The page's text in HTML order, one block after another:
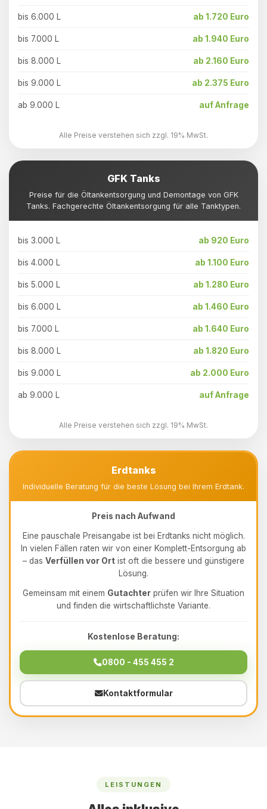
bis 6.000 L ab 1.720 Euro
bis 7.000 L ab 1.940 Euro
bis 8.000 L ab 2.160 Euro
bis 9.000 L ab 2.375 Euro
ab 9.000 L auf Anfrage
Alle Preise verstehen sich zzgl. 19% MwSt.
GFK Tanks
Preise für die Öltankentsorgung und Demontage von GFK
Tanks. Fachgerechte Öltankentsorgung für alle Tanktypen.
bis 3.000 L ab 920 Euro
bis 4.000 L ab 1.100 Euro
bis 5.000 L ab 1.280 Euro
bis 6.000 L ab 1.460 Euro
bis 7.000 L ab 1.640 Euro
bis 8.000 L ab 1.820 Euro
bis 9.000 L ab 2.000 Euro
ab 9.000 L auf Anfrage
Alle Preise verstehen sich zzgl. 19% MwSt.
Erdtanks
Individuelle Beratung für die beste Lösung bei Ihrem Erdtank.
Preis nach Aufwand
Eine pauschale Preisangabe ist bei Erdtanks nicht möglich.
In vielen Fällen raten wir von einer Komplett-Entsorgung ab
– das Verfüllen vor Ort ist oft die bessere und günstigere
Lösung.
Gemeinsam mit einem Gutachter prüfen wir Ihre Situation
und finden die wirtschaftlichste Variante.
Kostenlose Beratung:
0800 - 455 455 2
Kontaktformular
LEISTUNGEN